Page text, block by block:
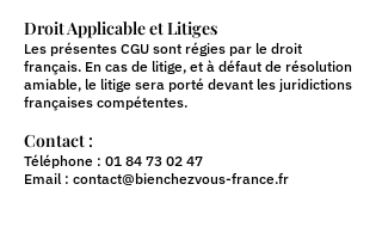
Droit Applicable et Litiges
Les présentes CGU sont régies par le droit
français. En cas de litige, et à défaut de résolution
amiable, le litige sera porté devant les juridictions
françaises compétentes.
Contact :
Téléphone : 01 84 73 02 47
Email : contact@bienchezvous-france.fr